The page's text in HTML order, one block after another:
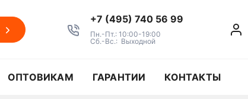
+7 (495) 740 56 99
Пн.-Пт.: 10:00-19:00
Сб.-Вс.: Выходной
ОПТОВИКАМ ГАРАНТИИ КОНТАКТЫ